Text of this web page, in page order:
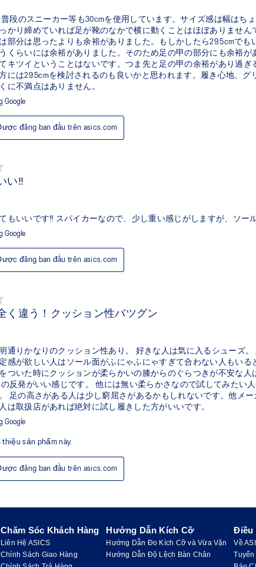
Chăm Sóc Khách Hàng
Liên Hệ ASICS
Chính Sách Giao Hàng
Hướng Dẫn Kích Cỡ
Hướng Dẫn Đo Kích Cỡ và Vừa Vặn
Hướng Dẫn Độ Lệch Bàn Chân
Điều
Về
Tuyển